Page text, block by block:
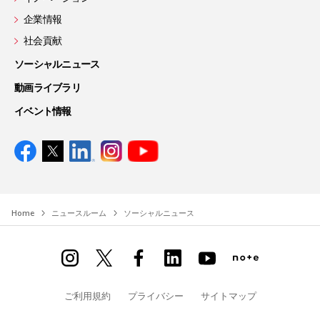
企業情報
社会貢献
ソーシャルニュース
動画ライブラリ
イベント情報
Home ニュースルーム ソーシャルニュース
ご利用規約 プライバシー サイトマップ